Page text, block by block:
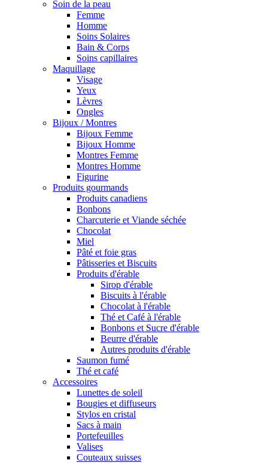
Soin de la peau
Femme
Homme
Soins Solaires
Bain & Corps
Soins capillaires
Maquillage
Visage
Yeux
Lèvres
Ongles
Bijoux / Montres
Bijoux Femme
Bijoux Homme
Montres Femme
Montres Homme
Figurine
Produits gourmands
Produits canadiens
Bonbons
Charcuterie et Viande séchée
Chocolat
Miel
Pâté et foie gras
Pâtisseries et Biscuits
Produits d'érable
Sirop d'érable
Biscuits à l'érable
Chocolat à l'érable
Thé et Café à l'érable
Bonbons et Sucre d'érable
Beurre d'érable
Autres produits d'érable
Saumon fumé
Thé et café
Accessoires
Lunettes de soleil
Bougies et diffuseurs
Stylos en cristal
Sacs à main
Portefeuilles
Valises
Couteaux suisses